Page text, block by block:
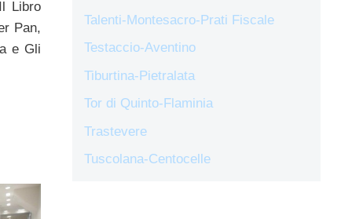
Libro
Pan,
e Gli
Talenti-Montesacro-Prati Fiscale
Testaccio-Aventino
Tiburtina-Pietralata
Tor di Quinto-Flaminia
Trastevere
Tuscolana-Centocelle